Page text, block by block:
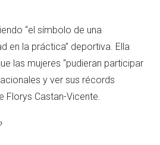
“el símbolo de una
en la práctica” deportiva. Ella
las mujeres “pudieran participar
y ver sus récords
Florys Castan-Vicente.